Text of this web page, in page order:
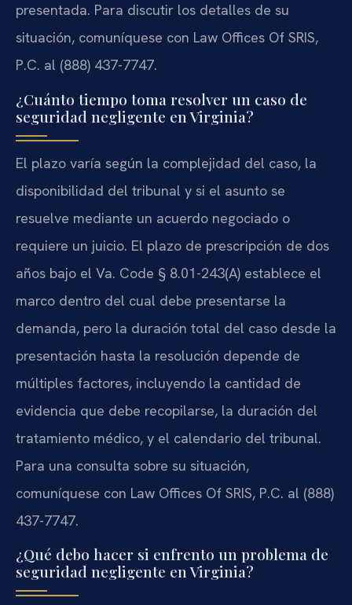
presentada. Para discutir los detalles de su
situación, comuníquese con Law Offices Of SRIS,
P.C. al (888) 437-7747.
¿Cuánto tiempo toma resolver un caso de
seguridad negligente en Virginia?
El plazo varía según la complejidad del caso, la
disponibilidad del tribunal y si el asunto se
resuelve mediante un acuerdo negociado o
requiere un juicio. El plazo de prescripción de dos
años bajo el Va. Code § 8.01-243(A) establece el
marco dentro del cual debe presentarse la
demanda, pero la duración total del caso desde la
presentación hasta la resolución depende de
múltiples factores, incluyendo la cantidad de
evidencia que debe recopilarse, la duración del
tratamiento médico, y el calendario del tribunal.
Para una consulta sobre su situación,
comuníquese con Law Offices Of SRIS, P.C. al (888)
437-7747.
¿Qué debo hacer si enfrento un problema de
seguridad negligente en Virginia?